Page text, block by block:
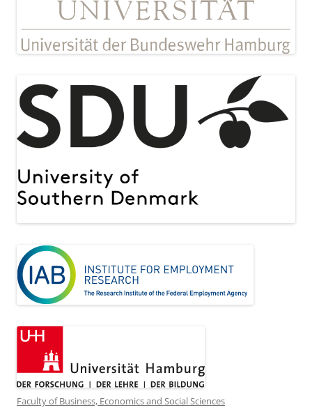
Faculty of Business, Economics and Social Sciences